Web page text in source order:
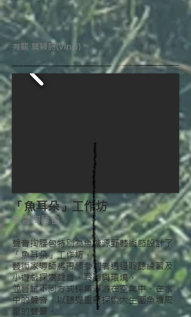
有關 莫穎詩(Vinci)
「魚耳朵」工作坊
聲音掏腰包
聲音掏腰包特別為魚塘源野藝術節設計了
「魚耳朵」工作坊，
藝術家導師將帶領參加者透過聆聽練習及
小遊戲探索聲音、聆聽與環境，
並嘗試不同方式採集浮游在空氣中、在水
中的聲音，以聽覺重新探索大生圍魚塘周
圍的聲景。